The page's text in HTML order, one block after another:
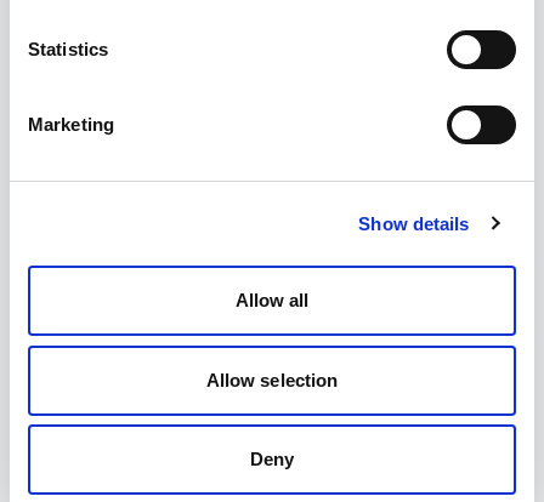
Statistics
Marketing
Show details
Allow all
Allow selection
Deny